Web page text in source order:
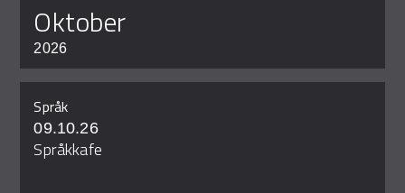
oktober
2026
Språk
09.10.26
Språkkafe